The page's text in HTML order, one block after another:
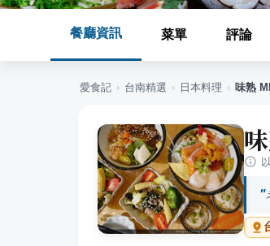
餐廳資訊 菜單 評論
愛食記 › 台南精選 › 日本料理 › 味熟